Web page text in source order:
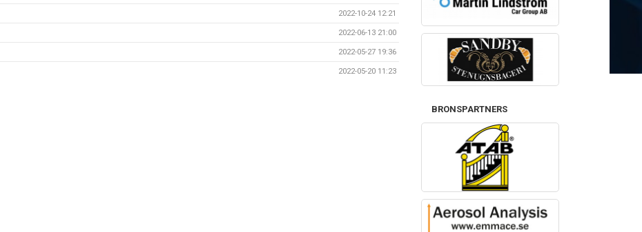
2022-10-24 12:21
2022-06-13 21:00
2022-05-27 19:36
2022-05-20 11:23
BRONSPARTNERS